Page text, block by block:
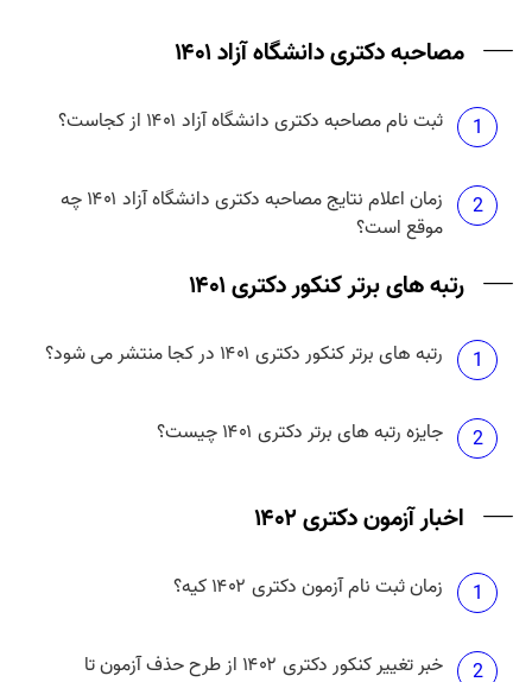
مصاحبه دکتری دانشگاه آزاد ۱۴۰۱
1 ثبت نام مصاحبه دکتری دانشگاه آزاد ۱۴۰۱ از کجاست؟
2
زمان اعلام نتایج مصاحبه دکتری دانشگاه آزاد ۱۴۰۱ چه
موقع است؟
رتبه های برتر کنکور دکتری ۱۴۰۱
1 رتبه های برتر کنکور دکتری ۱۴۰۱ در کجا منتشر می شود؟
2 جایزه رتبه های برتر دکتری ۱۴۰۱ چیست؟
اخبار آزمون دکتری ۱۴۰۲
1 زمان ثبت نام آزمون دکتری ۱۴۰۲ کیه؟
2
خبر تغییر کنکور دکتری ۱۴۰۲ از طرح حذف آزمون تا